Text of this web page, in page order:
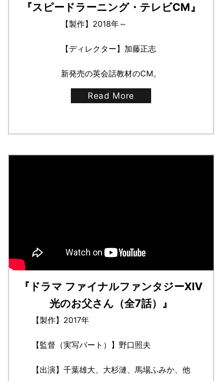
『スピードラーニング・テレビCM』
【製作】2018年～
【ディレクター】加藤正志
新発売の英会話教材のCM。
Read More
『ドラマ ファイナルファンタジーXIV
光のお父さん（全7話）』
【製作】2017年
【監督（実写パート）】野口照夫
【出演】千葉雄大、大杉漣、馬場ふみか、他